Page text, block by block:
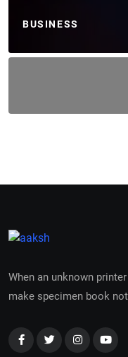
BUSINESS
When an unknown
make specimen book